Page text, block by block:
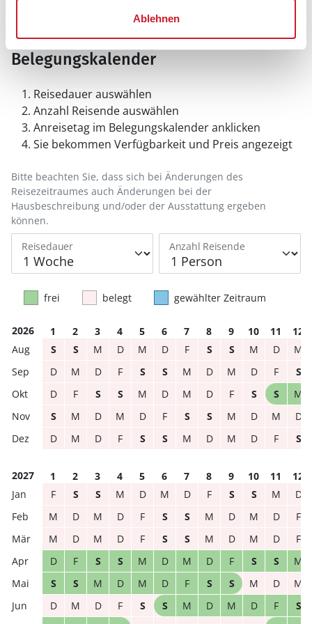
Ablehnen
Belegungskalender
Reisedauer auswählen
Anzahl Reisende auswählen
Anreisetag im Belegungskalender anklicken
Sie bekommen Verfügbarkeit und Preis angezeigt
Reisedauer Anzahl Reisende
Bitte beachten Sie, dass sich bei Änderungen des
Reisezeitraumes auch Änderungen bei der
Hausbeschreibung und/oder der Ausstattung ergeben
können.
frei belegt gewählter Zeitraum
2026 1 2 3 4 5 6 7 8 9 10 11
12
S
S M D M D F S S M D
M
D
M D F S S M D M D F
S
D
F S S M D M D F S S
M
S
M D M D F S S M D M
D
D
M D F S S M D M D F S
2027 1 2 3 4 5 6 7 8 9 10 11
12
F
S S M D M D F S S M
D
M
D M D F S S M D M D
F
M
D M D F S S M D M D
F
D
F S S M D M D F S S
M
S
S M D M D F S S M D
M
D
M D F S S M D M D F
S